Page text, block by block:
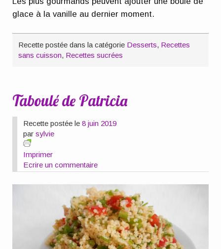
glace à la vanille au dernier moment.
Recette postée dans la catégorie Desserts, Recettes
sans cuisson, Recettes sucrées
Taboulé de Patricia
Recette postée le8 juin 2019
parsylvie
Imprimer
Ecrire un commentaire